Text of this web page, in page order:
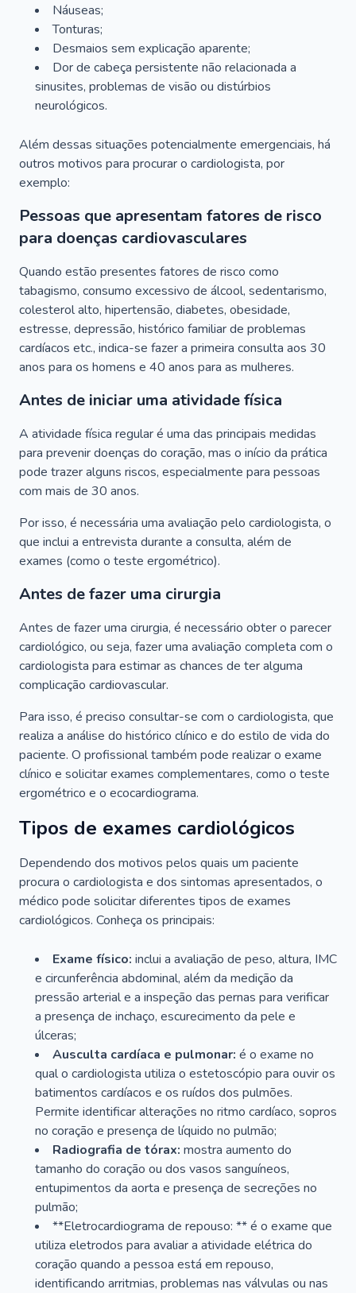
Náuseas;
Tonturas;
Desmaios sem explicação aparente;
Dor de cabeça persistente não relacionada a
sinusites, problemas de visão ou distúrbios
neurológicos.
Além dessas situações potencialmente emergenciais, há
outros motivos para procurar o cardiologista, por
exemplo:
Pessoas que apresentam fatores de risco
para doenças cardiovasculares
Quando estão presentes fatores de risco como
tabagismo, consumo excessivo de álcool, sedentarismo,
colesterol alto, hipertensão, diabetes, obesidade,
estresse, depressão, histórico familiar de problemas
cardíacos etc., indica-se fazer a primeira consulta aos 30
anos para os homens e 40 anos para as mulheres.
Antes de iniciar uma atividade física
A atividade física regular é uma das principais medidas
para prevenir doenças do coração, mas o início da prática
pode trazer alguns riscos, especialmente para pessoas
com mais de 30 anos.
Por isso, é necessária uma avaliação pelo cardiologista, o
que inclui a entrevista durante a consulta, além de
exames (como o teste ergométrico).
Antes de fazer uma cirurgia
Antes de fazer uma cirurgia, é necessário obter o parecer
cardiológico, ou seja, fazer uma avaliação completa com o
cardiologista para estimar as chances de ter alguma
complicação cardiovascular.
Para isso, é preciso consultar-se com o cardiologista, que
realiza a análise do histórico clínico e do estilo de vida do
paciente. O profissional também pode realizar o exame
clínico e solicitar exames complementares, como o teste
ergométrico e o ecocardiograma.
Tipos de exames cardiológicos
Dependendo dos motivos pelos quais um paciente
procura o cardiologista e dos sintomas apresentados, o
médico pode solicitar diferentes tipos de exames
cardiológicos. Conheça os principais:
Exame físico: inclui a avaliação de peso, altura, IMC
e circunferência abdominal, além da medição da
pressão arterial e a inspeção das pernas para verificar
a presença de inchaço, escurecimento da pele e
úlceras;
Ausculta cardíaca e pulmonar: é o exame no
qual o cardiologista utiliza o estetoscópio para ouvir os
batimentos cardíacos e os ruídos dos pulmões.
Permite identificar alterações no ritmo cardíaco, sopros
no coração e presença de líquido no pulmão;
Radiografia de tórax: mostra aumento do
tamanho do coração ou dos vasos sanguíneos,
entupimentos da aorta e presença de secreções no
pulmão;
**Eletrocardiograma de repouso: ** é o exame que
utiliza eletrodos para avaliar a atividade elétrica do
coração quando a pessoa está em repouso,
identificando arritmias, problemas nas válvulas ou nas